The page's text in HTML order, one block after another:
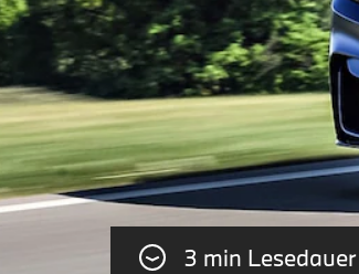
3 min Lesedauer